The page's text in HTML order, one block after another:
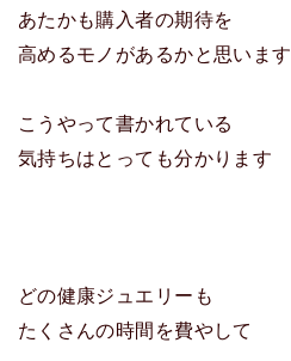
あたかも購入者の期待を
高めるモノがあるかと思います
こうやって書かれている
気持ちはとっても分かります
どの健康ジュエリーも
たくさんの時間を費やして